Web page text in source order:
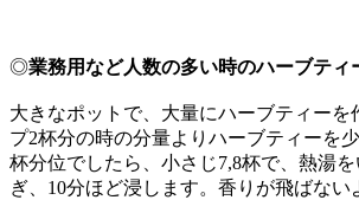
◎業務用など人数の多い時のハーブティ
大きなポットで、大量にハーブティーを
プ2杯分の時の分量よりハーブティーを
杯分位でしたら、小さじ7,8杯で、熱湯
ぎ、10分ほど浸します。香りが飛ばない